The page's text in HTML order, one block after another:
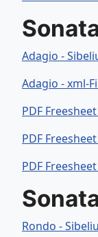
Adagio -
Adagio - xml-
PDF
PDF
PDF
Rondo -